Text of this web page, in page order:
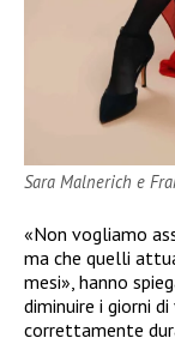
Sara Malnerich e
«Non vogliamo
ma che quelli
mesi», hanno
diminuire i giorni
correttamente